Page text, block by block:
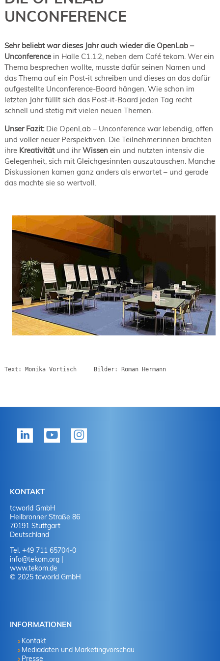
19. Juni 2026 in Wiesbaden
NORDIC TechKomm Kopenhagen
tekom-Jahrestagung 2026
10.-12. November, 2026 in Stuttgart
UNCONFERENCE
Sehr beliebt war dieses Jahr auch wieder die OpenLab –
Unconferencein Halle C1.1.2, neben dem Café tekom. Wer ein
Thema besprechen wollte, musste dafür seinen Namen und
das Thema auf ein Post-it schreiben und dieses an das dafür
aufgestellte Unconference-Board hängen. Wie schon im
letzten Jahr fülllt sich das Post-it-Board jeden Tag recht
schnell und stetig mit vielen neuen Themen.
Unser Fazit:Die OpenLab – Unconference war lebendig, offen
und voller neuer Perspektiven. Die Teilnehmer:innen brachten
ihre Kreativität und ihrWissenein und nutzten intensiv die
Gelegenheit, sich mit Gleichgesinnten auszutauschen. Manche
Diskussionen kamen ganz anders als erwartet – und gerade
das machte sie so wertvoll.
Text: Monika Vortisch     Bilder: Roman Hermann
KONTAKT
tcworld GmbH
Heilbronner Straße 86
70191 Stuttgart
Deutschland
Tel. +49 711 65704-0
info@tekom.org |
www.tekom.de
© 2025 tcworld GmbH
INFORMATIONEN
Kontakt
Mediadaten und Marketingvorschau
Presse